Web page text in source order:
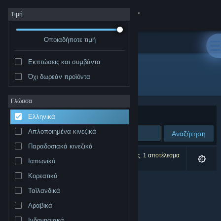
Σύνδεση
Κατάστημα
Σχετικά
Υποστήριξη
Αλλαγή γλώσσας
Προβολή ιστοσελίδας για υπολογιστές
Τιμή
Οποιαδήποτε τιμή
Εκπτώσεις και συμβάντα
Όχι δωρεάν προϊόντα
Γλώσσα
Ελληνικά
Απλοποιημένα κινεζικά
Παραδοσιακά κινεζικά
Ιαπωνικά
Κορεατικά
Ταϊλανδικά
Αραβικά
Δημιουργός: Far-Flung Games
Ταξινόμηση ανά
Αναζήτηση
0 αποτελέσματα ταιριάζουν με την αναζήτησή σας. 1 αποτέλεσμα
αποκλείστηκε βάσει των προτιμήσεών σας.